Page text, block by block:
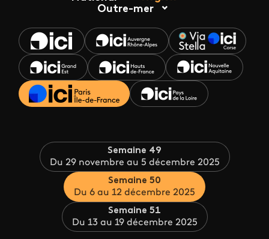
Outre-mer
Semaine 49
Du 29 novembre au 5 décembre 2025
Semaine 50
Du 6 au 12 décembre 2025
Semaine 51
Du 13 au 19 décembre 2025